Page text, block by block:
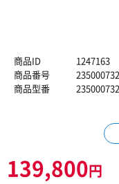
商品ID
1247163
商品番号
商品型番
139,800円